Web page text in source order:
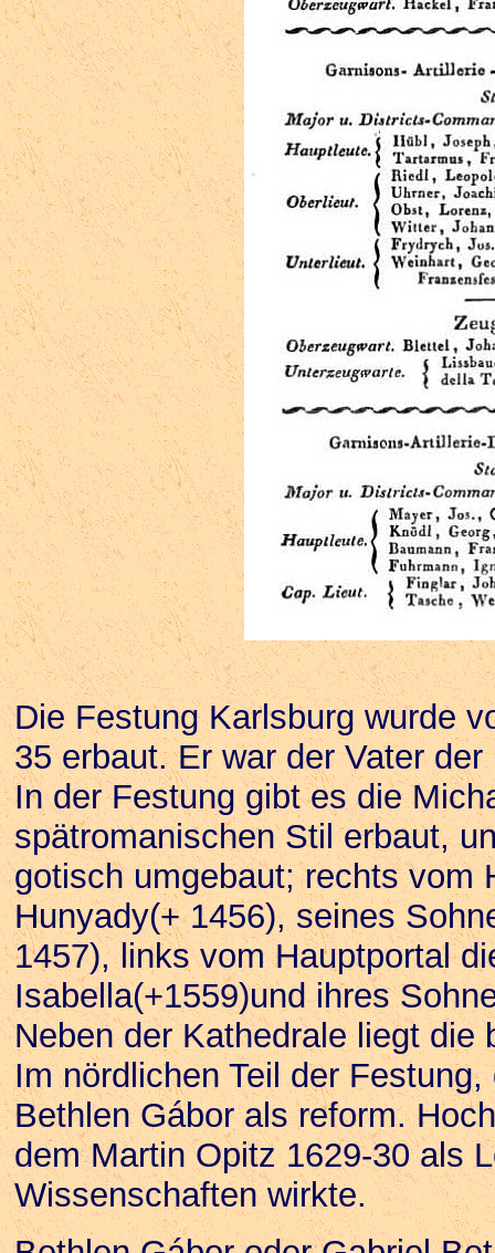
Die Festung Karlsburg wurde
35 erbaut. Er war der Vater
In der Festung gibt es die
spätromanischen Stil erbaut,
gotisch umgebaut; rechts vom
Hunyady(+ 1456), seines
1457), links vom Hauptportal
Isabella(+1559)und ihres
Neben der Kathedrale liegt die
Im nördlichen Teil der
Bethlen Gábor als reform.
dem Martin Opitz 1629-30 als
Wissenschaften wirkte.